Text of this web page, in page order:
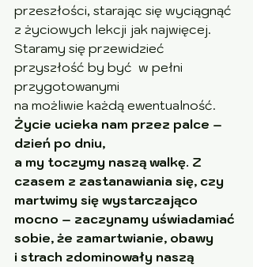
przeszłości, starając się wyciągnąć
z życiowych lekcji jak najwięcej.
Staramy się przewidzieć
przyszłość by być  w pełni
przygotowanymi
na możliwie każdą ewentualność.
Życie ucieka nam przez palce –
dzień po dniu,
a my toczymy naszą walkę. Z
czasem z zastanawiania się, czy
martwimy się wystarczająco
mocno – zaczynamy uświadamiać
sobie, że zamartwianie, obawy
i strach zdominowały naszą